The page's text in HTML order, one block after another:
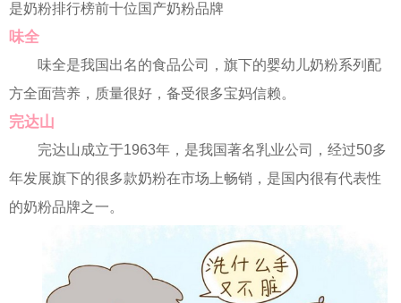
是奶粉排行榜前十位国产奶粉品牌
味全
味全是我国出名的食品公司，旗下的婴幼儿奶粉系列配
方全面营养，质量很好，备受很多宝妈信赖。
完达山
完达山成立于1963年，是我国著名乳业公司，经过50多
年发展旗下的很多款奶粉在市场上畅销，是国内很有代表性
的奶粉品牌之一。